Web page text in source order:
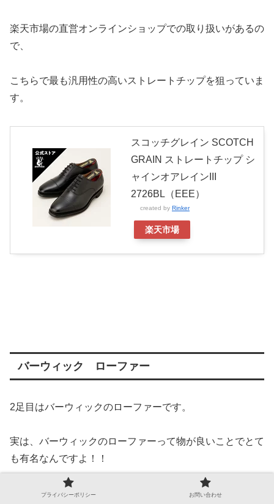
楽天市場の直営オンラインショップでの取り扱いがあるの
で、
こちらで最も汎用性の高いストレートチップを狙っていま
す。
スコッチグレイン SCOTCH
GRAIN ストレートチップ シ
ャインオアレインIII
2726BL（EEE）
created by Rinker
楽天市場
バーウィック ローファー
2足目はバーウィックのローファーです。
実は、バーウィックのローファーって物が良いことでとて
も有名なんですよ！！
まだざっくりとしたイメージでしかないのですが、
プライバシーポリシー お問い合わせ